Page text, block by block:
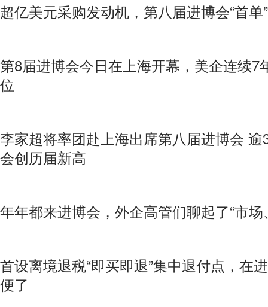
超亿美元采购发动机，第八届进博会“首单
第8届进博会今日在上海开幕，美企连续7
位
李家超将率团赴上海出席第八届进博会
会创历届新高
年年都来进博会，外企高管们聊起了“市场
首设离境退税“即买即退”集中退付点，在
便了